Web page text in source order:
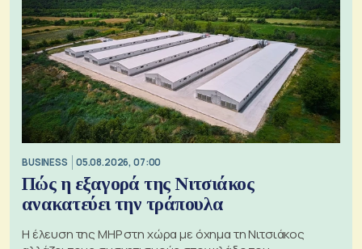
BUSINESS 05.08.2026, 07:00
Πώς η εξαγορά της Νιτσιάκος
ανακατεύει την τράπουλα
H έλευση της MHP στη χώρα με όχημα τη Νιτσιάκος